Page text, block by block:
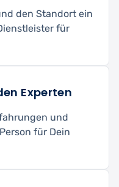
den Standort ein
für
Experten
und
für Dein